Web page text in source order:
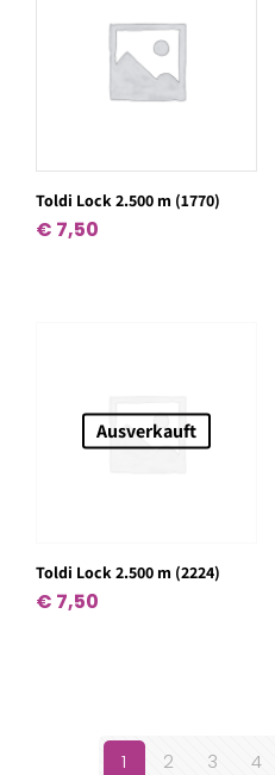
Toldi Lock 2.500 m (1770)
€ 7,50
Ausverkauft
Toldi Lock 2.500 m (2224)
€ 7,50
1 2 3 4